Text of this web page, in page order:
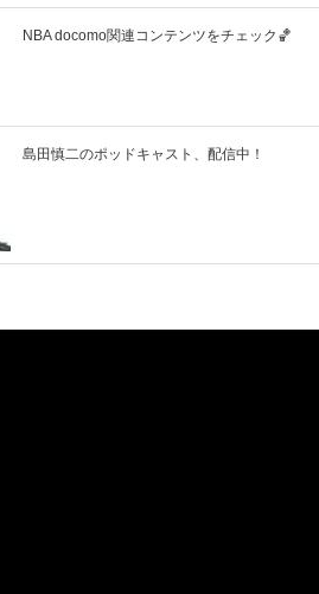
NBA docomo関連コンテンツをチェック🏀
島田慎二のポッドキャスト、配信中！